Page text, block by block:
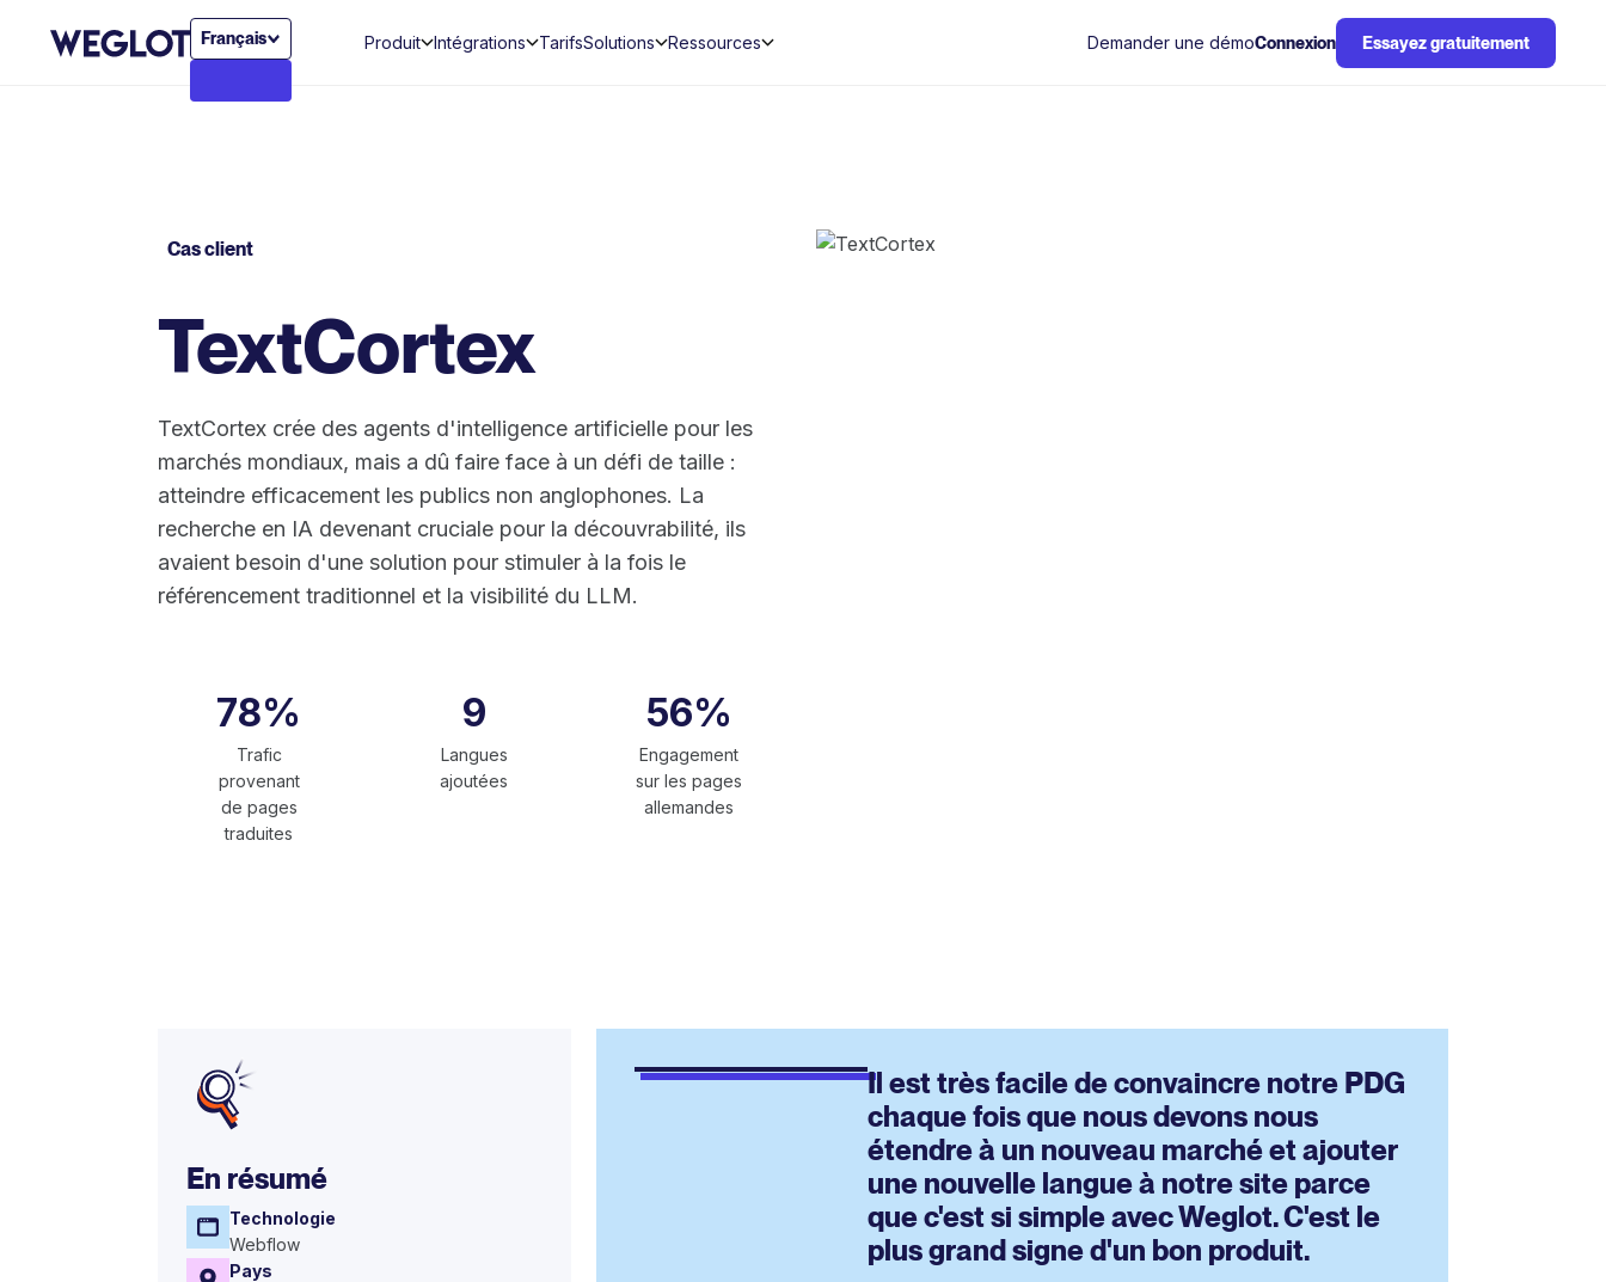
Français Produit Intégrations TarifsSolutions Ressources Demander une démoConnexion Essayez gratuitement
Cas client
TextCortex
TextCortex crée des agents d'intelligence artificielle pour les
marchés mondiaux, mais a dû faire face à un défi de taille :
atteindre efficacement les publics non anglophones. La
recherche en IA devenant cruciale pour la découvrabilité, ils
avaient besoin d'une solution pour stimuler à la fois le
référencement traditionnel et la visibilité du LLM.
78%
Trafic
provenant
de pages
traduites
9
Langues
ajoutées
56%
Engagement
sur les pages
allemandes
En résumé
Technologie
Webflow
Pays
Il est très facile de convaincre notre PDG
chaque fois que nous devons nous
étendre à un nouveau marché et ajouter
une nouvelle langue à notre site parce
que c'est si simple avec Weglot. C'est le
plus grand signe d'un bon produit.